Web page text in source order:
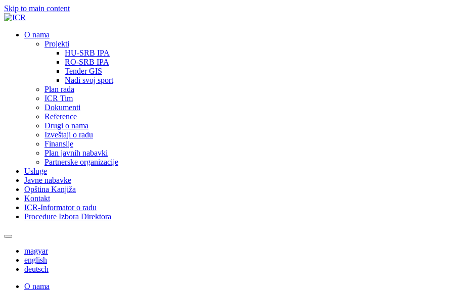
Skip to main content
О nama
Projekti
HU-SRB IPA
RO-SRB IPA
Tender GIS
Nađi svoj sport
Plan rada
ICR Tim
Dokumenti
Reference
Drugi o nama
Izveštaji o radu
Finansije
Plan javnih nabavki
Partnerske organizacije
Usluge
Javne nabavke
Opština Kanjiža
Kontakt
ICR-Informator o radu
Procedure Izbora Direktora
magyar
english
deutsch
О nama